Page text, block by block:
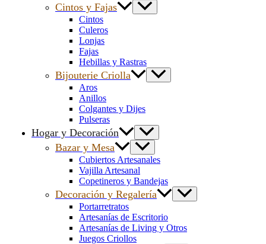
Cintos y Fajas
Cintos
Culeros
Lonjas
Fajas
Hebillas y Rastras
Bijouterie Criolla
Aros
Anillos
Colgantes y Dijes
Pulseras
Hogar y Decoración
Bazar y Mesa
Cubiertos Artesanales
Vajilla Artesanal
Copetineros y Bandejas
Decoración y Regalería
Portarretratos
Artesanías de Escritorio
Artesanías de Living y Otros
Juegos Criollos